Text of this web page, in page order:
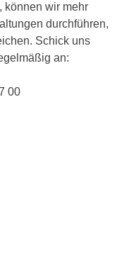
können wir mehr
durchführen,
Schick uns
an:
00